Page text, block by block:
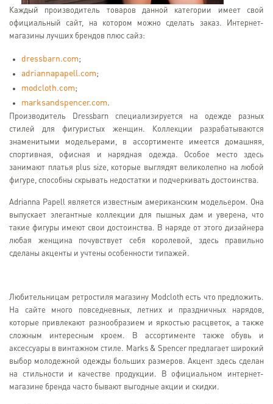
Каждый производитель товаров данной категории имеет свой
официальный сайт, на котором можно сделать заказ. Интернет-
магазины лучших брендов плюс сайз:
dressbarn.com;
adriannapapell.com;
modcloth.com;
marksandspencer.com.
Производитель Dressbarn специализируется на одежде разных
стилей для фигуристых женщин. Коллекции разрабатываются
знаменитыми модельерами, в ассортименте имеется домашняя,
спортивная, офисная и нарядная одежда. Особое место здесь
занимают платья plus size, которые выглядят великолепно на любой
фигуре, способны скрывать недостатки и подчеркивать достоинства.
Adrianna Papell является известным американским модельером. Она
выпускает элегантные коллекции для пышных дам и уверена, что
такие фигуры имеют свои достоинства. В наряде от этого дизайнера
любая женщина почувствует себя королевой, здесь правильно
сделаны акценты и учтены особенности типажей.
Любительницам ретростиля магазину Modcloth есть что предложить.
На сайте много повседневных, летних и праздничных нарядов,
которые привлекают разнообразием и яркостью расцветок, а также
сложным интересным кроем. В ассортименте также обувь и
аксессуары в винтажном стиле. Marks & Spencer предлагает широкий
выбор молодежной одежды больших размеров. Акцент здесь сделан
на стильности и качестве продукции. В официальном интернет-
магазине бренда часто бывают выгодные акции и скидки.